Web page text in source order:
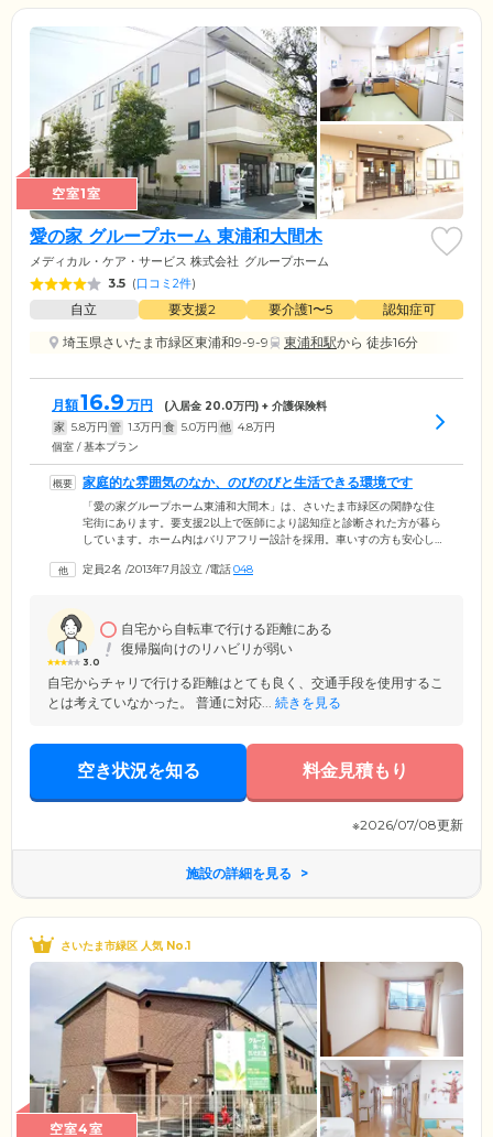
空室1室
愛の家 グループホーム 東浦和大間木
メディカル・ケア・サービス 株式会社 グループホーム
3.5 (口コミ2件)
自立 要支援2 要介護1〜5
認知症可
埼玉県さいたま市緑区東浦和9-9-9
東浦和駅から 徒歩16分
月額16.9 万円 (入居金 20.0万円) + 介護保険料
家 5.8万円 管 1.3万円 食 5.0万円 他 4.8万円
個室 / 基本プラン
家庭的な雰囲気のなか、のびのびと生活できる環境です
「愛の家グループホーム東浦和大間木」は、さいたま市緑区の閑静な住
宅街にあります。要支援2以上で医師により認知症と診断された方が暮ら
しています。ホーム内はバリアフリー設計を採用。車いすの方も安心し
組み、家庭的な雰囲気のなか、共同生活を営んでいます。掃除や洗濯の
ください。ご入居者様お一人おひとりがのびのびと生活できるよう支援
いたします。
定員2名 /2013年7月設立 /電話048
3.0
自宅から自転車で行ける距離にある
復帰脳向けのリハビリが弱い
自宅からチャリで行ける距離はとても良く、交通手段を使用するこ
とは考えていなかった。 普通に対応... 続きを見る
空き状況を知る 料金見積もり
※2026/07/08更新
施設の詳細を見る
さいたま市緑区 人気 No.1
空室4室